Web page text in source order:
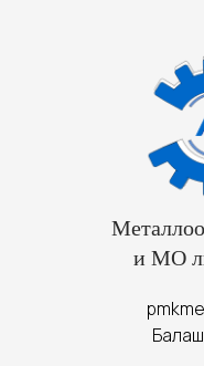
и МО